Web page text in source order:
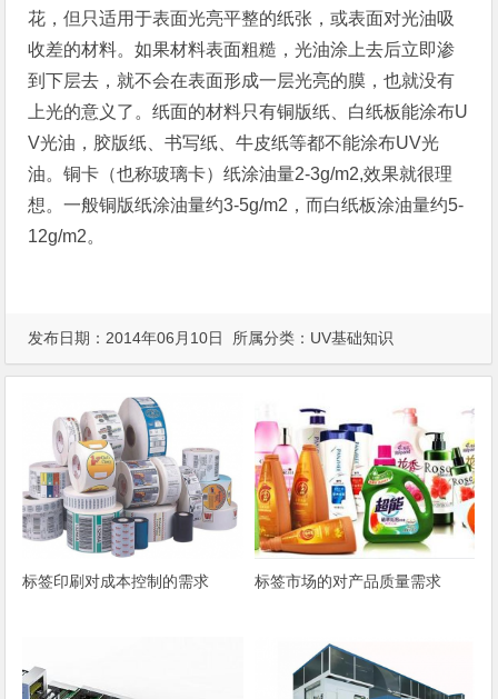
花，但只适用于表面光亮平整的纸张，或表面对光油吸
收差的材料。如果材料表面粗糙，光油涂上去后立即渗
到下层去，就不会在表面形成一层光亮的膜，也就没有
上光的意义了。纸面的材料只有铜版纸、白纸板能涂布U
V光油，胶版纸、书写纸、牛皮纸等都不能涂布UV光
油。铜卡（也称玻璃卡）纸涂油量2-3g/m2,效果就很理
想。一般铜版纸涂油量约3-5g/m2，而白纸板涂油量约5-
12g/m2。
发布日期：2014年06月10日 所属分类： UV基础知识
标签印刷对成本控制的需求 标签市场的对产品质量需求